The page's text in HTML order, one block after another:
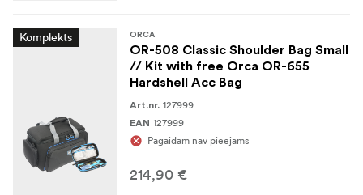
Komplekts ORCA
OR-508 Classic Shoulder Bag Small
// Kit with free Orca OR-655
Hardshell Acc Bag
Art.nr. 127999
EAN 127999
Pagaidām nav pieejams
214,90 €